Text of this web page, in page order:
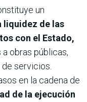
un
liquidez de las
con el Estado,
obras públicas,
servicios.
en la cadena de
de la ejecución